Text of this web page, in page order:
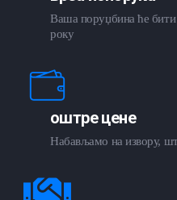
Ваша поруџбина ће
року
оштре цене
Набављамо на извору,